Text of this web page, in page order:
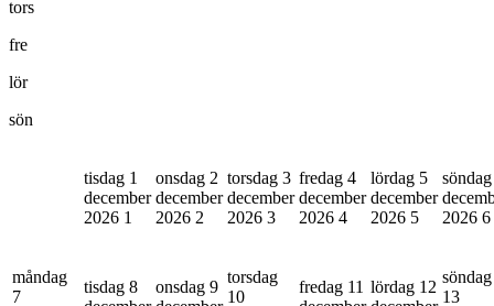
tors
fre
lör
sön
tisdag 1
december
2026 1
onsdag 2
december
2026 2
torsdag 3
december
2026 3
fredag 4
december
2026 4
lördag 5
december
2026 5
2026 6
måndag
7
tisdag 8
onsdag 9
torsdag
10
fredag 11 lördag 12
söndag
13